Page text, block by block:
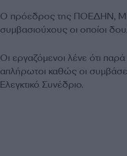
Ο πρόεδρος της ΠΟΕΔΗΝ, Μ.
συμβασιούχους οι οποίοι
Οι εργαζόμενοι λένε ότι
απλήρωτοι καθώς οι
Ελεγκτικό Συνέδριο.